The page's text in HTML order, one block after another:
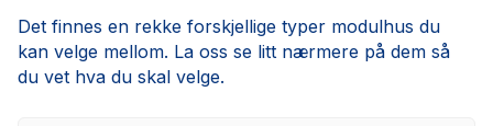
Det finnes en rekke forskjellige typer modulhus du
kan velge mellom. La oss se litt nærmere på dem så
du vet hva du skal velge.